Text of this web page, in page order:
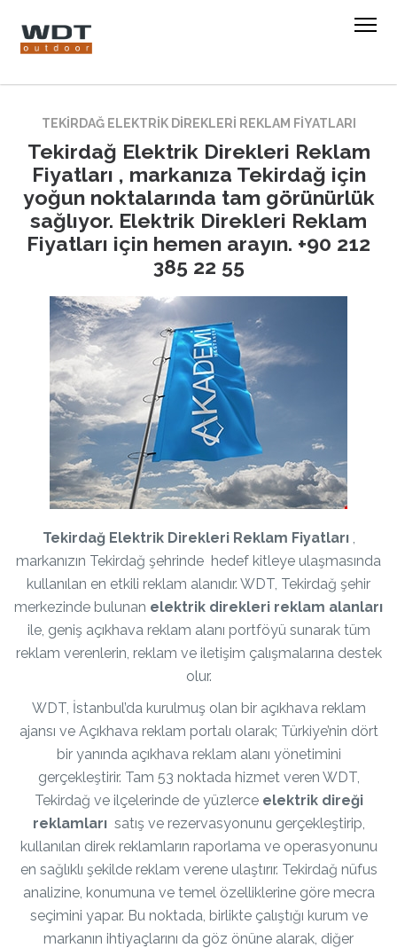
TEKIRDAĞ ELEKTRIK DIREKLERI REKLAM FIYATLARI
Tekirdağ Elektrik Direkleri Reklam
Fiyatları , markanıza Tekirdağ için
yoğun noktalarında tam görünürlük
sağlıyor. Elektrik Direkleri Reklam
Fiyatları için hemen arayın. +90 212
385 22 55
Tekirdağ Elektrik Direkleri Reklam Fiyatları ,
markanızın Tekirdağ şehrinde hedef kitleye ulaşmasında
kullanılan en etkili reklam alanıdır. WDT, Tekirdağ şehir
merkezinde bulunan elektrik direkleri reklam alanları
ile, geniş açıkhava reklam alanı portföyü sunarak tüm
reklam verenlerin, reklam ve iletişim çalışmalarına destek
olur.
WDT, İstanbul’da kurulmuş olan bir açıkhava reklam
ajansı ve Açıkhava reklam portalı olarak; Türkiye’nin dört
bir yanında açıkhava reklam alanı yönetimini
gerçekleştirir. Tam 53 noktada hizmet veren WDT,
Tekirdağ ve ilçelerinde de yüzlerce elektrik direği
reklamlarısatış ve rezervasyonunu gerçekleştirip,
kullanılan direk reklamların raporlama ve operasyonunu
en sağlıklı şekilde reklam verene ulaştırır. Tekirdağ nüfus
analizine, konumuna ve temel özelliklerine göre mecra
seçimini yapar. Bu noktada, birlikte çalıştığı kurum ve
markanın ihtiyaçlarını da göz önüne alarak, diğer